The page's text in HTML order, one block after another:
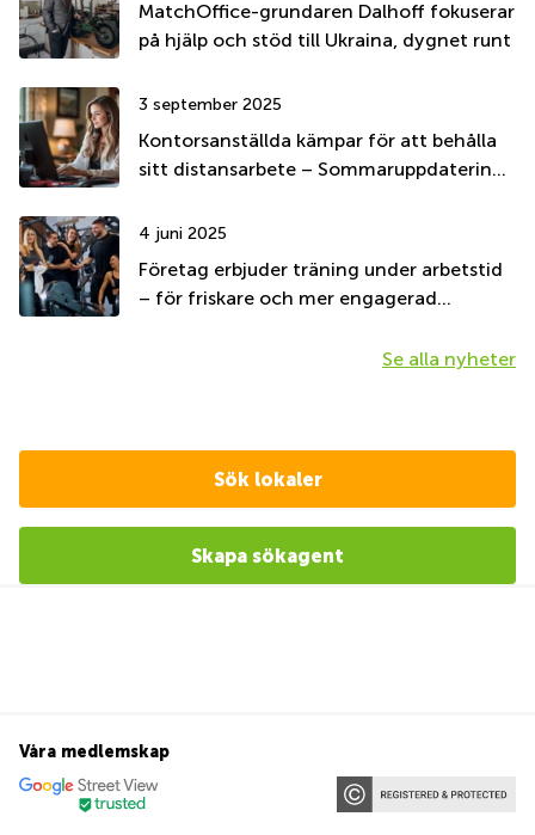
MatchOffice-grundaren Dalhoff fokuserar
på hjälp och stöd till Ukraina, dygnet runt
3 september 2025
Kontorsanställda kämpar för att behålla
sitt distansarbete – Sommaruppdatering
4 juni 2025
Företag erbjuder träning under arbetstid
– för friskare och mer engagerad
Se alla nyheter
Sök lokaler
Skapa sökagent
Våra medlemskap